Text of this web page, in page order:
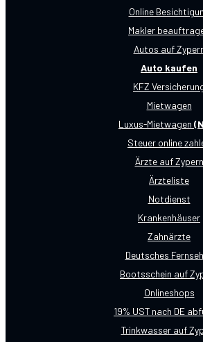
Online
Makler
Autos auf
Auto kaufen
KFZ
Mietwagen
Luxus-Mietwagen
Steuer online
Ärzte auf Zypern
Ärzteliste
Notdienst
Krankenhäuser
Zahnärzte
Deutsches
Bootsschein auf
Onlineshops
19% UST nach DE
Trinkwasser auf